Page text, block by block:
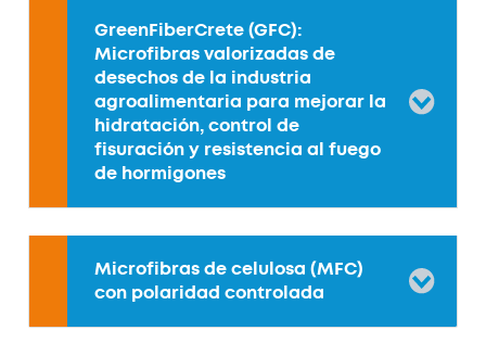
GreenFiberCrete (GFC):
Microfibras valorizadas de
desechos de la industria
agroalimentaria para mejorar la
hidratación, control de
fisuración y resistencia al fuego
de hormigones
Microfibras de celulosa (MFC)
con polaridad controlada